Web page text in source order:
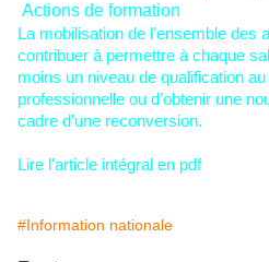
Actions de formation
La mobilisation de l’ensemble des
contribuer à permettre à chaque
moins un niveau de qualification
professionnelle ou d’obtenir une
cadre d’une reconversion.
Lire l'article intégral en pdf
#Information nationale